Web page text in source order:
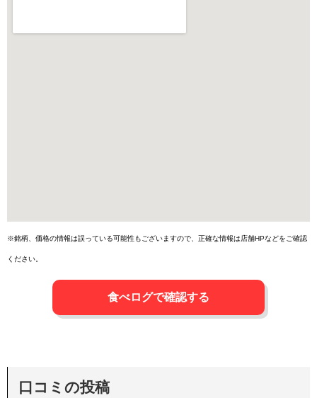
※銘柄、価格の情報は誤っている可能性もございますので、正確な情報は店舗HPなどをご確認
ください。
食べログで確認する
口コミの投稿